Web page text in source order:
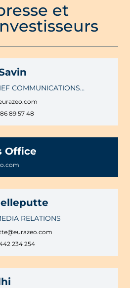
et
COMMUNICATIONS
89 57 48
Office
RELATIONS
234 254